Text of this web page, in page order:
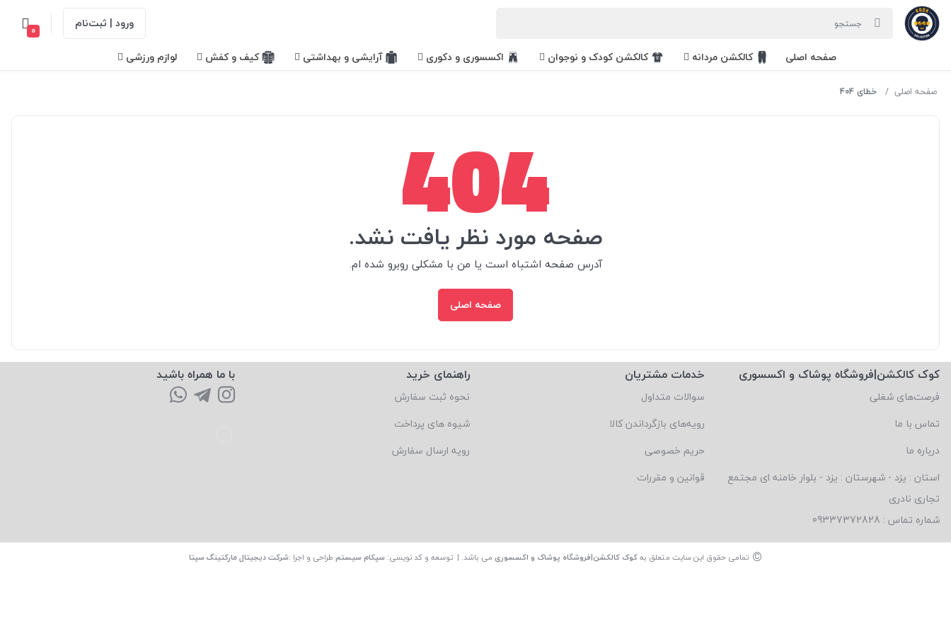
ورود | ثبت‌نام 0
صفحه اصلی کالکشن مردانه کالکشن کودک و نوجوان اکسسوری و دکوری آرایشی و بهداشتی کیف و کفش لوازم ورزشی
صفحه اصلی خطای 404
404
صفحه مورد نظر یافت نشد.
آدرس صفحه اشتباه است یا من با مشکلی روبرو شده ام.
صفحه اصلی
کوک کالکشن|فروشگاه پوشاک و اکسسوری
فرصت‌های شغلی
تماس با ما
درباره ما
استان : یزد - شهرستان : یزد - بلوار خامنه ای مجتمع
تجاری نادری
شماره تماس : 09337372828
خدمات مشتریان
سوالات متداول
رویه‌های بازگرداندن کالا
حریم خصوصی
قوانین و مقررات
راهنمای خرید
نحوه ثبت سفارش
شیوه های پرداخت
رویه ارسال سفارش
با ما همراه باشید
© تمامی حقوق این سایت متعلق بهکوک کالکشن|فروشگاه پوشاک و اکسسوری می باشد. | توسعه و کد نویسی: سپکام سیستم طراحی و اجرا :شرکت دیجیتال مارکتینگ سپتا